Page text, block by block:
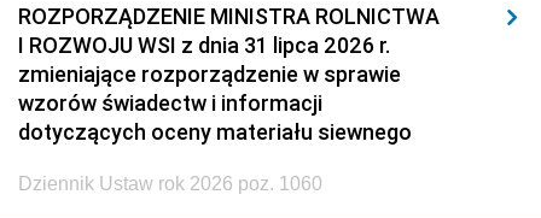
ROZPORZĄDZENIE MINISTRA ROLNICTWA
I ROZWOJU WSI z dnia 31 lipca 2026 r.
zmieniające rozporządzenie w sprawie
wzorów świadectw i informacji
dotyczących oceny materiału siewnego
Dziennik Ustaw rok 2026 poz. 1060